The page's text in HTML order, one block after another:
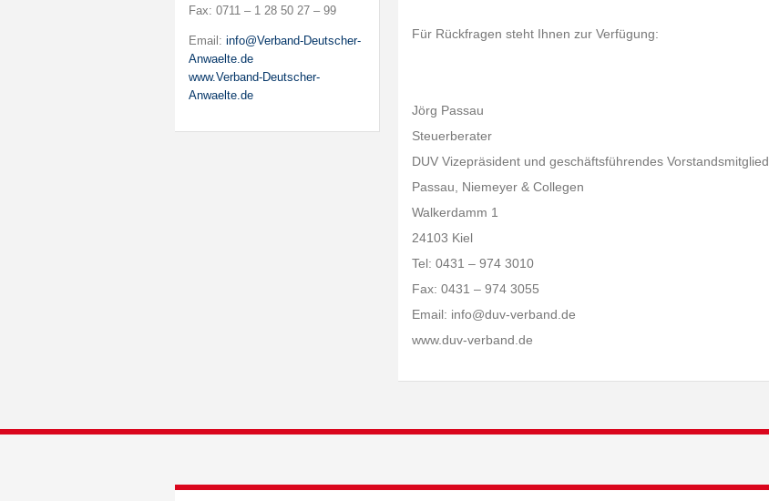
Fax: 0711 – 1 28 50 27 – 99
Email: info@Verband-Deutscher-
Anwaelte.de
www.Verband-Deutscher-
Anwaelte.de
Für Rückfragen steht Ihnen zur Verfügung:
Jörg Passau
Steuerberater
DUV Vizepräsident und geschäftsführendes Vorstandsmitglied
Passau, Niemeyer & Collegen
Walkerdamm 1
24103 Kiel
Tel: 0431 – 974 3010
Fax: 0431 – 974 3055
Email: info@duv-verband.de
www.duv-verband.de